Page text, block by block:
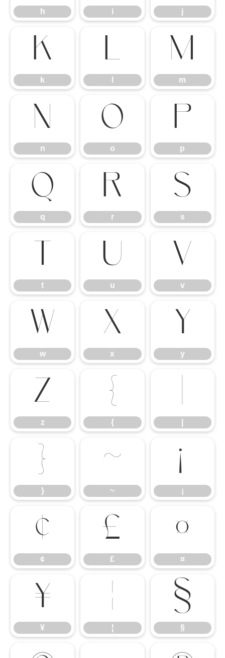
h i j
k
k
l m
m
n
n
o
o
p
p
q
q
r
r
s
s
t
t
u
u
v
v
w
w
x
x
y
y
z
z
{
{
}
}
~
~
¡
¡
¢
¢
£
£
¤
¤
¥
¥
¦
¦
§
§